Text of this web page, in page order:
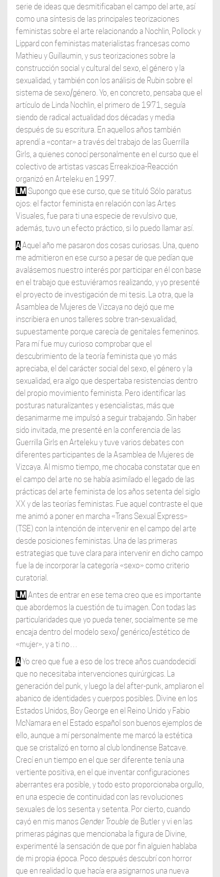
serie de ideas que desmitificaban el campo del arte, así
como una síntesis de las principales teorizaciones
feministas sobre el arte relacionando a Nochlin, Pollock y
Lippard con feministas materialistas francesas como
Mathieu y Guillaumin, y sus teorizaciones sobre la
construcción social y cultural del sexo, el género y la
sexualidad, y también con los análisis de Rubin sobre el
sistema de sexo/género. Yo, en concreto, pensaba que el
artículo de Linda Nochlin, el primero de 1971, seguía
siendo de radical actualidad dos décadas y media
después de su escritura. En aquellos años también
aprendí a «contar» a través del trabajo de las Guerrilla
Girls, a quienes conocí personalmente en el curso que el
colectivo de artistas vascas Erreakzioa-Reacción
organizó en Arteleku en 1997.
LM Supongo que ese curso, que se tituló Sólo paratus
ojos: el factor feminista en relación con las Artes
Visuales, fue para ti una especie de revulsivo que,
además, tuvo un efecto práctico, si lo puedo llamar así.
AAquel año me pasaron dos cosas curiosas. Una, queno
me admitieron en ese curso a pesar de que pedían que
avalásemos nuestro interés por participar en él con base
en el trabajo que estuviéramos realizando, y yo presenté
el proyecto de investigación de mi tesis. La otra, que la
Asamblea de Mujeres de Vizcaya no dejó que me
inscribiera en unos talleres sobre tran-sexualidad,
supuestamente porque carecía de genitales femeninos.
Para mí fue muy curioso comprobar que el
descubrimiento de la teoría feminista que yo más
apreciaba, el del carácter social del sexo, el género y la
sexualidad, era algo que despertaba resistencias dentro
del propio movimiento feminista. Pero identificar las
posturas naturalizantes y esencialistas, más que
desanimarme me impulsó a seguir trabajando. Sin haber
sido invitada, me presenté en la conferencia de las
Guerrilla Girls en Arteleku y tuve varios debates con
diferentes participantes de la Asamblea de Mujeres de
Vizcaya. Al mismo tiempo, me chocaba constatar que en
el campo del arte no se había asimilado el legado de las
prácticas del arte feminista de los años setenta del siglo
XX y de las teorías feministas. Fue aquel contraste el que
me animó a poner en marcha «Trans Sexual Express»
(TSE) con la intención de intervenir en el campo del arte
desde posiciones feministas. Una de las primeras
estrategias que tuve clara para intervenir en dicho campo
fue la de incorporar la categoría «sexo» como criterio
curatorial.
LM Antes de entrar en ese tema creo que es importante
que abordemos la cuestión de tu imagen. Con todas las
particularidades que yo pueda tener, socialmente se me
encaja dentro del modelo sexo/ genérico/estético de
«mujer», y a ti no…
A Yo creo que fue a eso de los trece años cuandodecidí
que no necesitaba intervenciones quirúrgicas. La
generación del punk, y luego la del after-punk, ampliaron el
abanico de identidades y cuerpos posibles. Divine en los
Estados Unidos, Boy George en el Reino Unido y Fabio
McNamara en el Estado español son buenos ejemplos de
ello, aunque a mí personalmente me marcó la estética
que se cristalizó en torno al club londinense Batcave.
Crecí en un tiempo en el que ser diferente tenía una
vertiente positiva, en el que inventar configuraciones
aberrantes era posible, y todo esto proporcionaba orgullo,
en una especie de continuidad con las revoluciones
sexuales de los sesenta y setenta. Por cierto, cuando
cayó en mis manos Gender Trouble de Butler y vi en las
primeras páginas que mencionaba la figura de Divine,
experimenté la sensación de que por fin alguien hablaba
de mi propia época. Poco después descubrí con horror
que en realidad lo que hacía era asignarnos una nueva